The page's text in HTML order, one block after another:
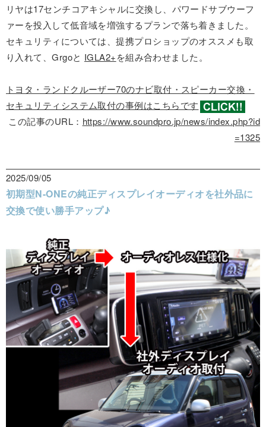
リヤは17センチコアキシャルに交換し、パワードサブウーフ
ァーを投入して低音域を増強するプランで落ち着きました。
セキュリティについては、提携プロショップのオススメも取
り入れて、Grgoと IGLA2+を組み合わせました。
トヨタ・ランドクルーザー70のナビ取付・スピーカー交換・
セキュリティシステム取付の事例はこちらです
この記事のURL： https://www.soundpro.jp/news/index.php?id
=1325
2025/09/05
初期型N-ONEの純正ディスプレイオーディオを社外品に
交換で使い勝手アップ♪